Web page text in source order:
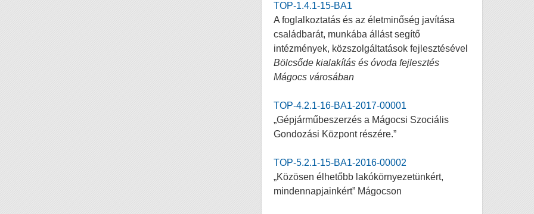
TOP-1.4.1-15-BA1
A foglalkoztatás és az életminőség javítása
családbarát, munkába állást segítő
intézmények, közszolgáltatások fejlesztésével
Bölcsőde kialakítás és óvoda fejlesztés
Mágocs városában
TOP-4.2.1-16-BA1-2017-00001
„Gépjárműbeszerzés a Mágocsi Szociális
Gondozási Központ részére.”
TOP-5.2.1-15-BA1-2016-00002
„Közösen élhetőbb lakókörnyezetünkért,
mindennapjainkért” Mágocson